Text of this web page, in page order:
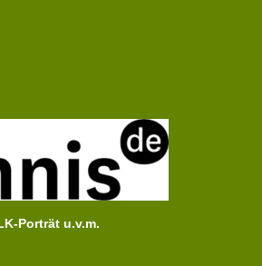
Porträt u.v.m.